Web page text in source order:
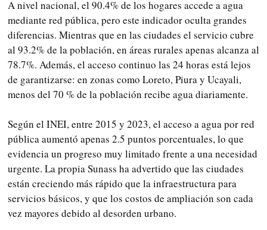
A nivel nacional, el 90.4% de los hogares accede a agua
mediante red pública, pero este indicador oculta grandes
diferencias. Mientras que en las ciudades el servicio cubre
al 93.2% de la población, en áreas rurales apenas alcanza al
78.7%. Además, el acceso continuo las 24 horas está lejos
de garantizarse: en zonas como Loreto, Piura y Ucayali,
menos del 70 % de la población recibe agua diariamente.
Según el INEI, entre 2015 y 2023, el acceso a agua por red
pública aumentó apenas 2.5 puntos porcentuales, lo que
evidencia un progreso muy limitado frente a una necesidad
urgente. La propia Sunass ha advertido que las ciudades
están creciendo más rápido que la infraestructura para
servicios básicos, y que los costos de ampliación son cada
vez mayores debido al desorden urbano.